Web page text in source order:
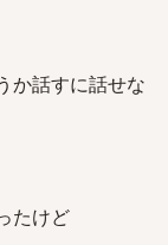
か話すに話せな
たけど